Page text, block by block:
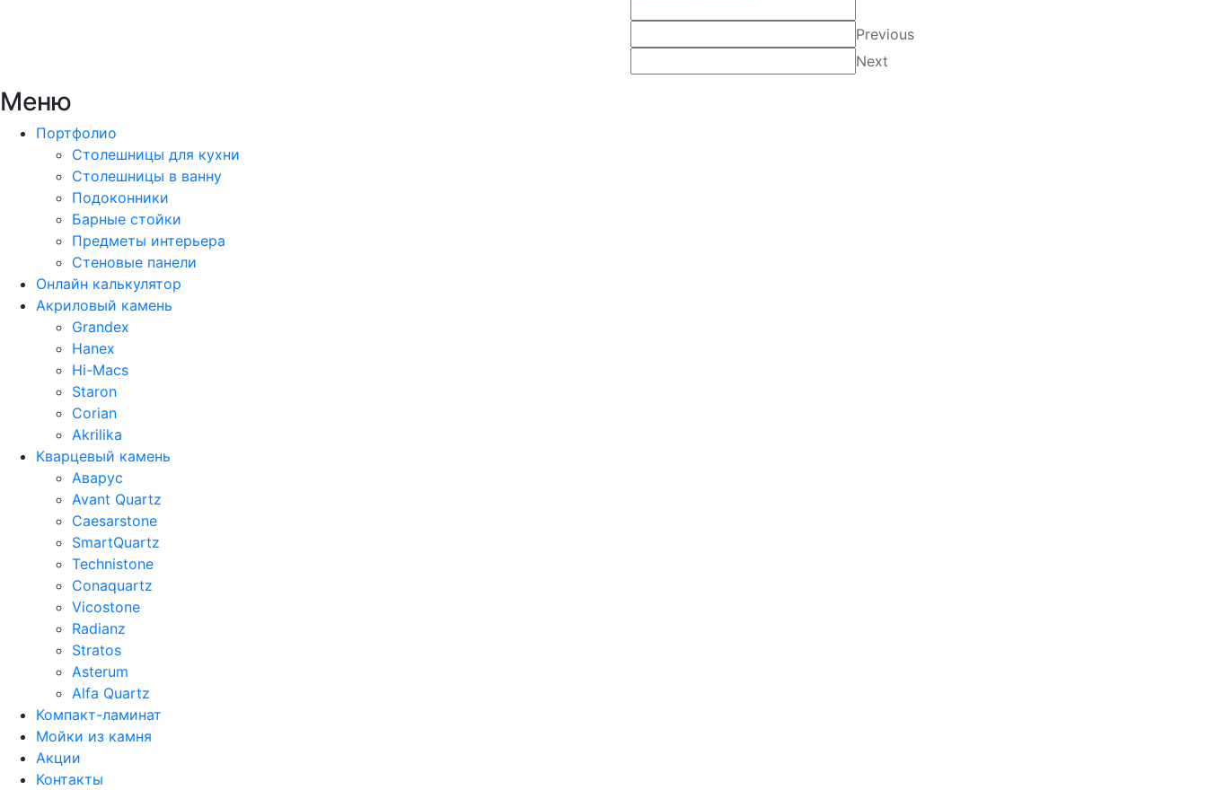
Previous
Next
Меню
Портфолио
Столешницы для кухни
Столешницы в ванну
Подоконники
Барные стойки
Предметы интерьера
Стеновые панели
Онлайн калькулятор
Акриловый камень
Grandex
Hanex
Hi-Macs
Staron
Corian
Akrilika
Кварцевый камень
Аварус
Avant Quartz
Caesarstone
SmartQuartz
Technistone
Conaquartz
Vicostone
Radianz
Stratos
Asterum
Alfa Quartz
Компакт-ламинат
Мойки из камня
Акции
Контакты